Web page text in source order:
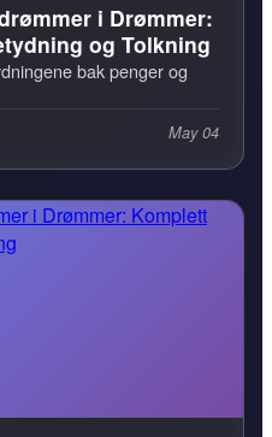
i Drømmer:
og Tolkning
bak penger og
May 04